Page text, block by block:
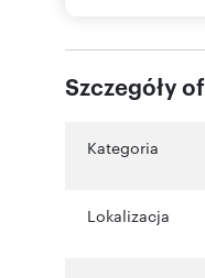
Szczegóły
Kategoria
Lokalizacja